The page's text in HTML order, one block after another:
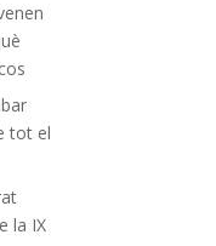
tot el
la IX